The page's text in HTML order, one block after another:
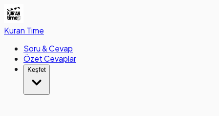
Kuran Time
Soru & Cevap
Özet Cevaplar
Keşfet